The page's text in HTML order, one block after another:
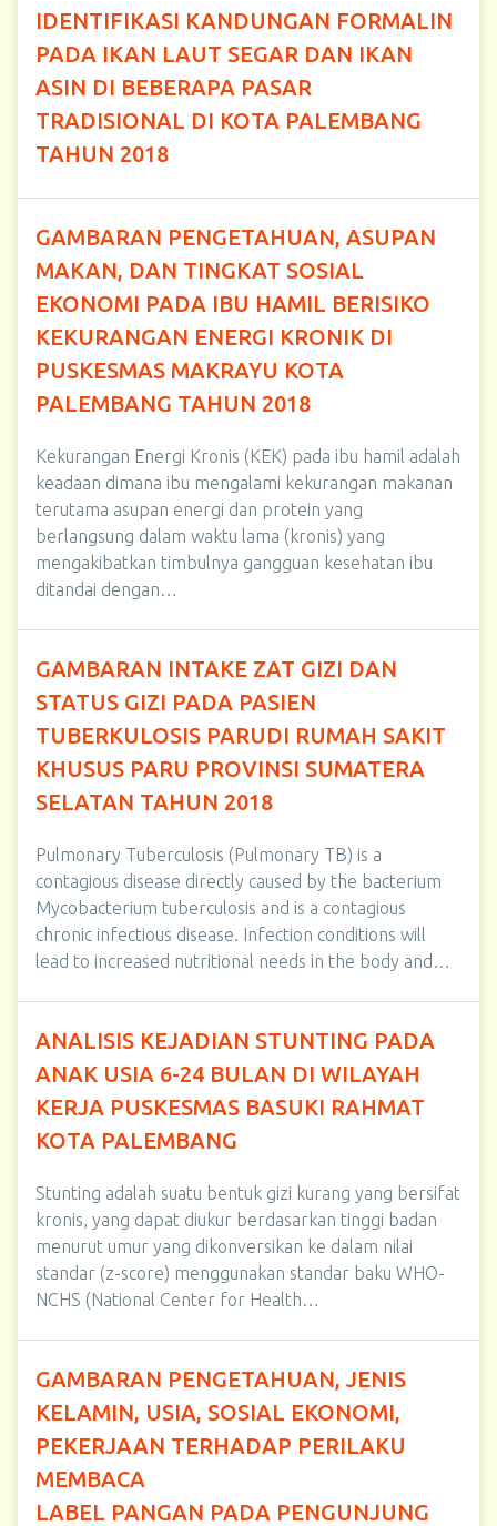
IDENTIFIKASI KANDUNGAN FORMALIN
PADA IKAN LAUT SEGAR DAN IKAN
ASIN DI BEBERAPA PASAR
TRADISIONAL DI KOTA PALEMBANG
TAHUN 2018
GAMBARAN PENGETAHUAN, ASUPAN
MAKAN, DAN TINGKAT SOSIAL
EKONOMI PADA IBU HAMIL BERISIKO
KEKURANGAN ENERGI KRONIK DI
PUSKESMAS MAKRAYU KOTA
PALEMBANG TAHUN 2018
Kekurangan Energi Kronis (KEK) pada ibu hamil adalah
keadaan dimana ibu mengalami kekurangan makanan
terutama asupan energi dan protein yang
berlangsung dalam waktu lama (kronis) yang
mengakibatkan timbulnya gangguan kesehatan ibu
ditandai dengan…
GAMBARAN INTAKE ZAT GIZI DAN
STATUS GIZI PADA PASIEN
TUBERKULOSIS PARUDI RUMAH SAKIT
KHUSUS PARU PROVINSI SUMATERA
SELATAN TAHUN 2018
Pulmonary Tuberculosis (Pulmonary TB) is a
contagious disease directly caused by the bacterium
Mycobacterium tuberculosis and is a contagious
chronic infectious disease. Infection conditions will
lead to increased nutritional needs in the body and…
ANALISIS KEJADIAN STUNTING PADA
ANAK USIA 6-24 BULAN DI WILAYAH
KERJA PUSKESMAS BASUKI RAHMAT
KOTA PALEMBANG
Stunting adalah suatu bentuk gizi kurang yang bersifat
kronis, yang dapat diukur berdasarkan tinggi badan
menurut umur yang dikonversikan ke dalam nilai
standar (z-score) menggunakan standar baku WHO-
NCHS (National Center for Health…
GAMBARAN PENGETAHUAN, JENIS
KELAMIN, USIA, SOSIAL EKONOMI,
PEKERJAAN TERHADAP PERILAKU
MEMBACA
LABEL PANGAN PADA PENGUNJUNG